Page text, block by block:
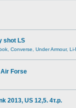
shot LS
Converse, Under Armour, Li-
Forse
2013, US 12,5. 4т.р.